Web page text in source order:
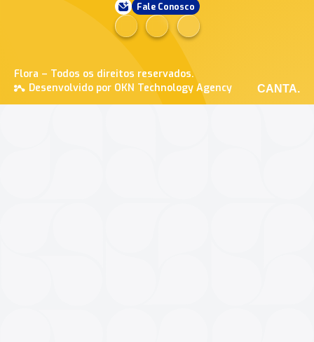
Fale Conosco
Flora – Todos os direitos reservados.
Desenvolvido por OKN Technology Agency
CANTA.